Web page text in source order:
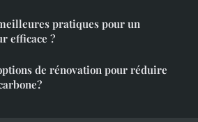
pratiques pour un
efficace ?
de rénovation pour réduire